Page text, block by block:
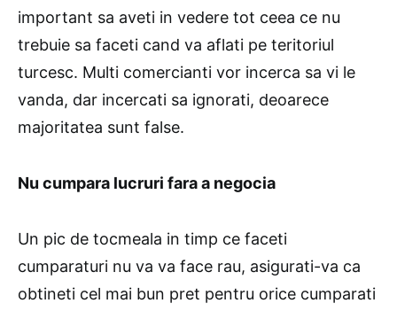
important sa aveti in vedere tot ceea ce nu
trebuie sa faceti cand va aflati pe teritoriul
turcesc. Multi comercianti vor incerca sa vi le
vanda, dar incercati sa ignorati, deoarece
majoritatea sunt false.
Nu cumpara lucruri fara a negocia
Un pic de tocmeala in timp ce faceti
cumparaturi nu va va face rau, asigurati-va ca
obtineti cel mai bun pret pentru orice cumparati